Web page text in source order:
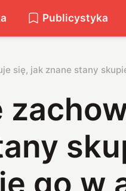
Publicystyka
się, jak znane stany
go w